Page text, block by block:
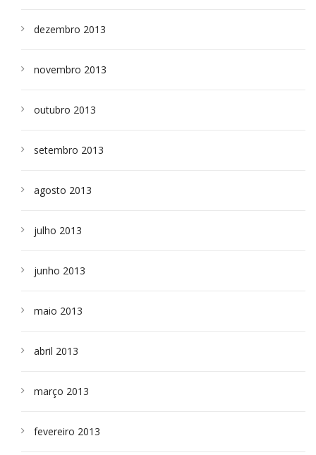
dezembro 2013
novembro 2013
outubro 2013
setembro 2013
agosto 2013
julho 2013
junho 2013
maio 2013
abril 2013
março 2013
fevereiro 2013